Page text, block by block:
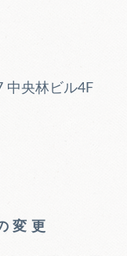
中央林ビル4F
変更